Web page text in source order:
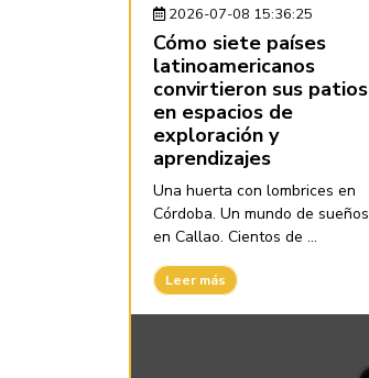
2026-07-08 15:36:25
Cómo siete países
latinoamericanos
convirtieron sus patios
en espacios de
exploración y
aprendizajes
Una huerta con lombrices en
Córdoba. Un mundo de sueños
en Callao. Cientos de ...
Leer más